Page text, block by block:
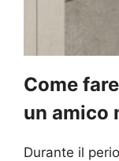
Come
un amico
Durante il